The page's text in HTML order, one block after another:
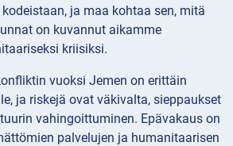
ja maa kohtaa sen, mitä
on kuvannut aikamme
kriisiksi.
vuoksi Jemen on erittäin
ja riskejä ovat väkivalta, sieppaukset
vahingoittuminen. Epävakaus on
palvelujen ja humanitaarisen